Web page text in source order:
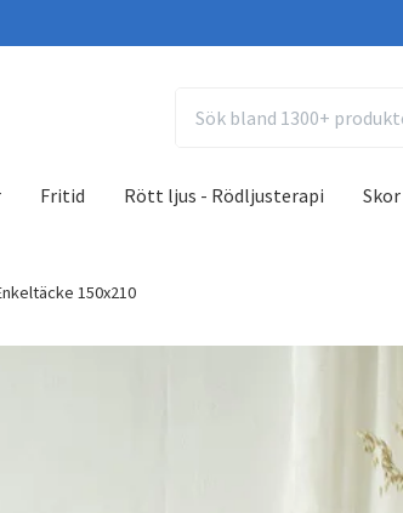
Fritid Rött ljus - Rödljusterapi Skor
150x210